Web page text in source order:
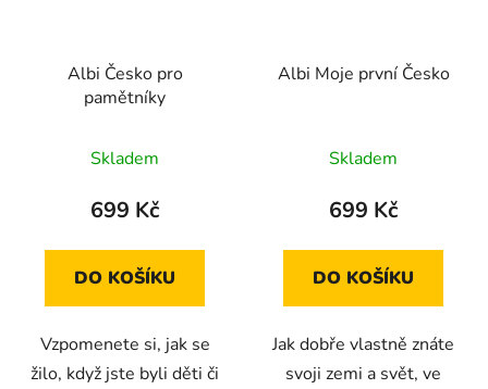
Albi Česko pro
pamětníky
Skladem
699 Kč
DO KOŠÍKU
Vzpomenete si, jak se
žilo, když jste byli děti či
Albi Moje první Česko
Skladem
699 Kč
DO KOŠÍKU
Jak dobře vlastně znáte
svoji zemi a svět, ve